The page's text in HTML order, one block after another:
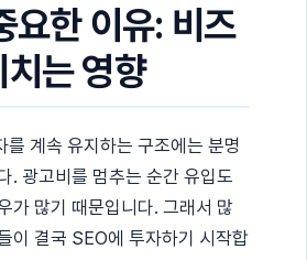
요한 이유: 비즈
는 영향
를 계속 유지하는 구조에는 분명
. 광고비를 멈추는 순간 유입도
가 많기 때문입니다. 그래서 많
이 결국 SEO에 투자하기 시작합